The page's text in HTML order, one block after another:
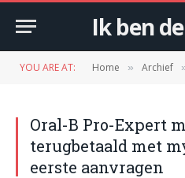
Ik ben de
YOU ARE AT: Home » Archief
Oral-B Pro-Expert
terugbetaald met
eerste aanvragen